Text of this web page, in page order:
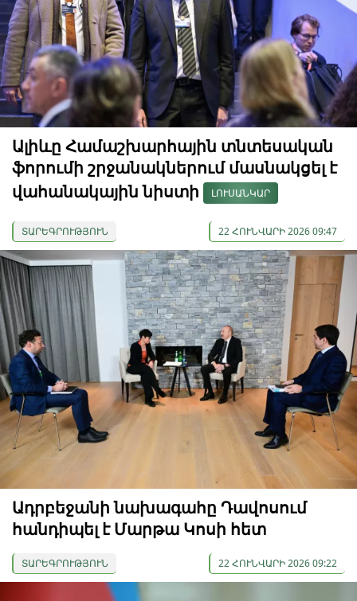
Ալիևը Համաշխարհային տնտեսական
ֆորումի շրջանակներում մասնակցել է
վահանակային նիստի
ԼՈՒՍԱՆԿԱՐ
ՏԱՐԵԳՐՈՒԹՅՈՒՆ 22 ՀՈՒՆՎԱՐԻ 2026 09:47
Ադրբեջանի նախագահը Դավոսում
հանդիպել է Մարթա Կոսի հետ
ՏԱՐԵԳՐՈՒԹՅՈՒՆ 22 ՀՈՒՆՎԱՐԻ 2026 09:22